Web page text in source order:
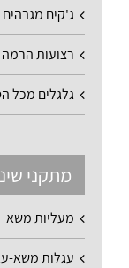
ג'קים מגבהים
רצועות הרמה
גלגלים מכל
מתקני
מעליות משא
עגלות משא-